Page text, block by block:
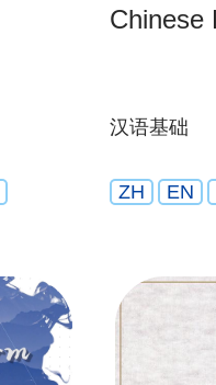
Chinese
汉语基础
ZH EN